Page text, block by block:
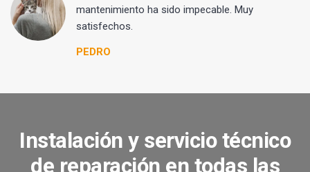
mantenimiento ha sido impecable. Muy
satisfechos.
PEDRO
Instalación y servicio técnico
de reparación en todas las